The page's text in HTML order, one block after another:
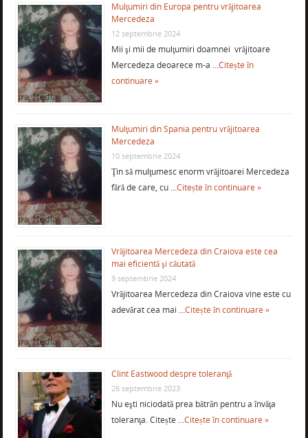
Mulţumiri din Europa pentru vrăjitoarea
Mercedeza
12 septembrie 2024
Mii şi mii de mulţumiri doamnei vrăjitoare
Mercedeza deoarece m-a …Citește în
continuare »
Mulţumiri din Spania pentru vrăjitoarea
Mercedeza
10 septembrie 2024
Ţin să mulţumesc enorm vrăjitoarei Mercedeza
fără de care, cu …Citește în continuare »
Vrăjitoarea Mercedeza din Craiova este cea
mai eficientă şi căutată
9 septembrie 2024
Vrăjitoarea Mercedeza din Craiova vine este cu
adevărat cea mai …Citește în continuare »
Clint Eastwood despre toleranţă
26 septembrie 2023
Nu eşti niciodată prea bătrân pentru a învăţa
toleranţa. Citește …Citește în continuare »